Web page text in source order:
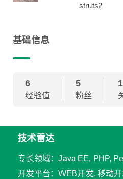
struts2
基础信息
6
经验值
5
粉丝
技术雷达
专长领域：Java EE, PHP,
开发平台：WEB开发, 移动